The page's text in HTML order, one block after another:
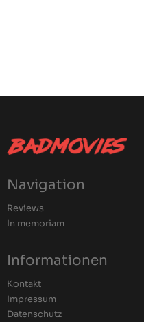
Navigation
Reviews
In memoriam
Informationen
Kontakt
Impressum
Datenschutz